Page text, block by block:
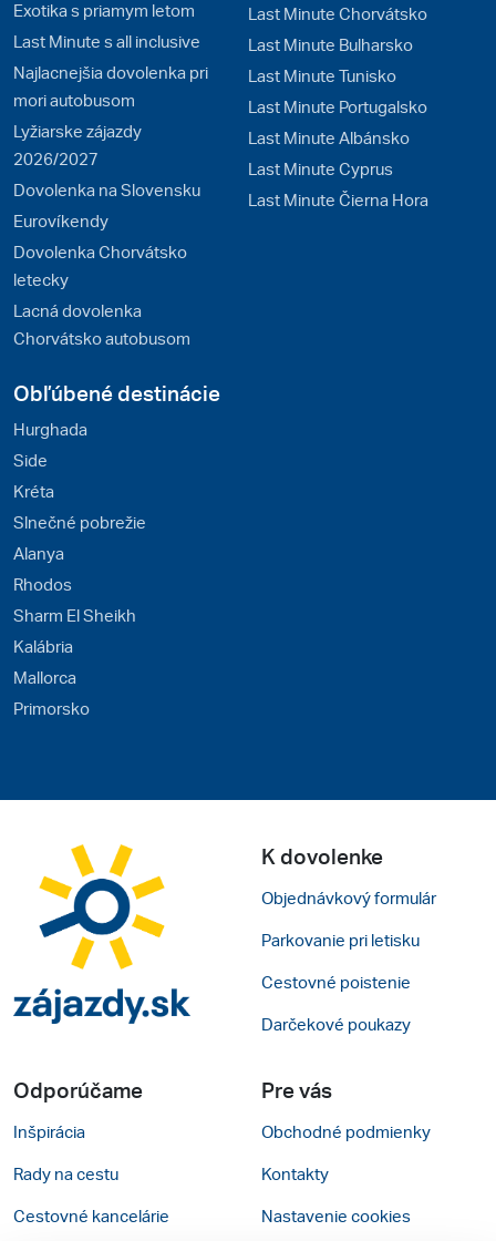
Exotika s priamym letom
Last Minute s all inclusive
Najlacnejšia dovolenka pri
mori autobusom
Lyžiarske zájazdy
2026/2027
Dovolenka na Slovensku
Eurovíkendy
Dovolenka Chorvátsko
letecky
Lacná dovolenka
Chorvátsko autobusom
Last Minute Chorvátsko
Last Minute Bulharsko
Last Minute Tunisko
Last Minute Portugalsko
Last Minute Albánsko
Last Minute Cyprus
Last Minute Čierna Hora
Obľúbené destinácie
Hurghada
Side
Kréta
Slnečné pobrežie
Alanya
Rhodos
Sharm El Sheikh
Kalábria
Mallorca
Primorsko
K dovolenke
Objednávkový formulár
Parkovanie pri letisku
Cestovné poistenie
Darčekové poukazy
Odporúčame
Inšpirácia
Rady na cestu
Cestovné kancelárie
Pre vás
Obchodné podmienky
Kontakty
Nastavenie cookies